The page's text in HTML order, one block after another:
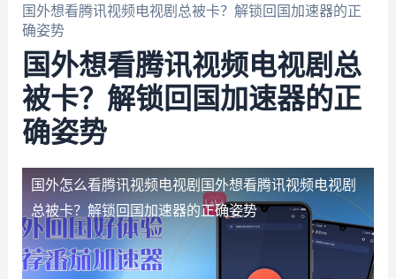
国外想看腾讯视频电视剧总被卡？解锁回国加速器的正
确姿势
国外想看腾讯视频电视剧总
被卡？解锁回国加速器的正
确姿势
国外怎么看腾讯视频电视剧 国外想看腾讯视频电视剧
总被卡？解锁回国加速器的正确姿势